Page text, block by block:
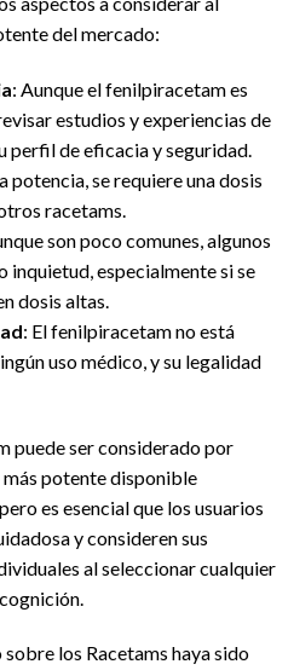
del mercado:
: Aunque el fenilpiracetam es
estudios y experiencias de
perfil de eficacia y seguridad.
potencia, se requiere una dosis
racetams.
son poco comunes, algunos
inquietud, especialmente si se
dosis altas.
: El fenilpiracetam no está
uso médico, y su legalidad
puede ser considerado por
potente disponible
es esencial que los usuarios
y consideren sus
al seleccionar cualquier
los Racetams haya sido